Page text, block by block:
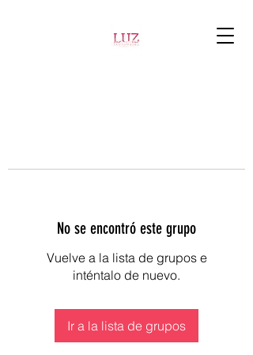
No se encontró este grupo
Vuelve a la lista de grupos e
inténtalo de nuevo.
Ir a la lista de grupos